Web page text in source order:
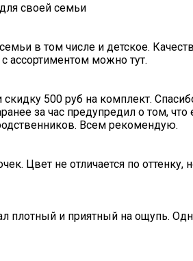
своей семьи
в том числе и детское.
ассортиментом можно тут.
500 руб на комплект.
за час предупредил о том,
Всем рекомендую.
Цвет не отличается по
плотный и приятный на ощупь.